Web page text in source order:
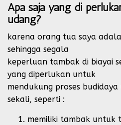
Apa saja yang di
udang?
karena orang tua saya
sehingga segala
keperluan tambak di biayai
yang diperlukan untuk
mendukung proses
sekali, seperti :
memiliki tambak untuk